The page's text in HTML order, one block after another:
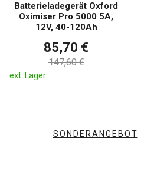
Batterieladegerät Oxford
Oximiser Pro 5000 5A,
12V, 40-120Ah
85,70 €
147,60 €
ext. Lager
SONDERANGEBOT